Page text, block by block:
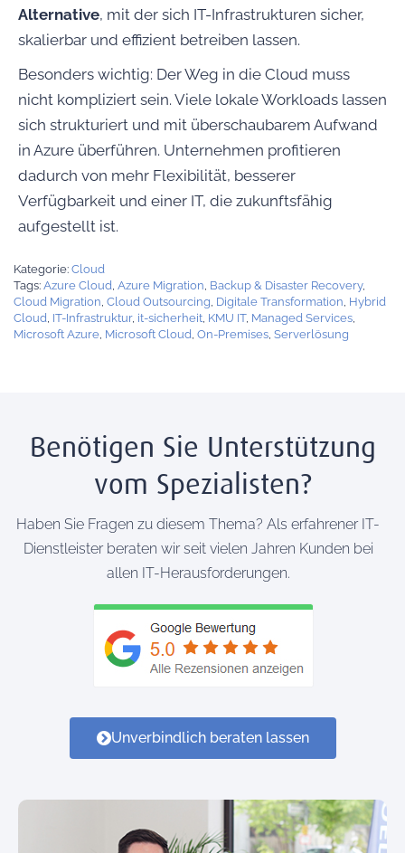
Alternative, mit der sich IT-Infrastrukturen sicher,
skalierbar und effizient betreiben lassen.
Besonders wichtig: Der Weg in die Cloud muss
nicht kompliziert sein. Viele lokale Workloads lassen
sich strukturiert und mit überschaubarem Aufwand
in Azure überführen. Unternehmen profitieren
dadurch von mehr Flexibilität, besserer
Verfügbarkeit und einer IT, die zukunftsfähig
aufgestellt ist.
Kategorie: Cloud
Tags: Azure Cloud, Azure Migration, Backup & Disaster Recovery,
Cloud Migration, Cloud Outsourcing, Digitale Transformation, Hybrid
Cloud, IT-Infrastruktur, it-sicherheit, KMU IT, Managed Services,
Microsoft Azure, Microsoft Cloud, On-Premises, Serverlösung
Benötigen Sie Unterstützung
vom Spezialisten?
Haben Sie Fragen zu diesem Thema? Als erfahrener IT-
Dienstleister beraten wir seit vielen Jahren Kunden bei
allen IT-Herausforderungen.
Unverbindlich beraten lassen